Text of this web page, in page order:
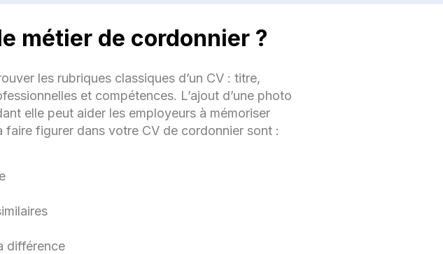
et personnalisation de
- Date de fin
métier de cordonnier ?
les rubriques classiques d’un CV : titre,
et compétences. L’ajout d’une photo
elle peut aider les employeurs à mémoriser
figurer dans votre CV de cordonnier sont :
différence